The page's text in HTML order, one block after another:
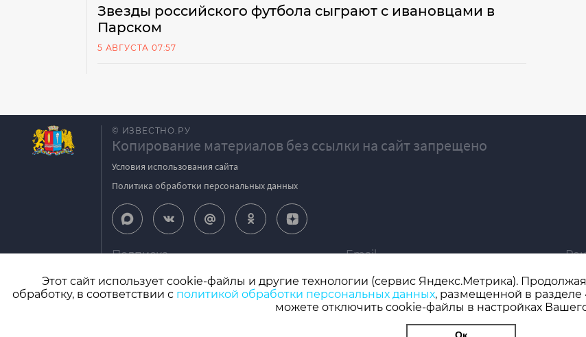
Звезды российского футбола сыграют с ивановцами в
Парском
5 АВГУСТА 07:57
© ИЗВЕСТНО.РУ
Копирование материалов без ссылки на сайт запрещено
Условия использования сайта
Политика обработки персональных данных
Подписка
Email
СМИ: Izvestno.ru. Реестровая запись 08.11.2019 серия ЭЛ № ФС 77 - 77192, зарегистрировано Роскомнадзором
Этот сайт использует cookie-файлы и другие технологии (сервис Яндекс.Метрика).
обработку, в соответствии с политикой обработки персональных данных, размещенной в разделе
можете отключить cookie-файлы в настройках